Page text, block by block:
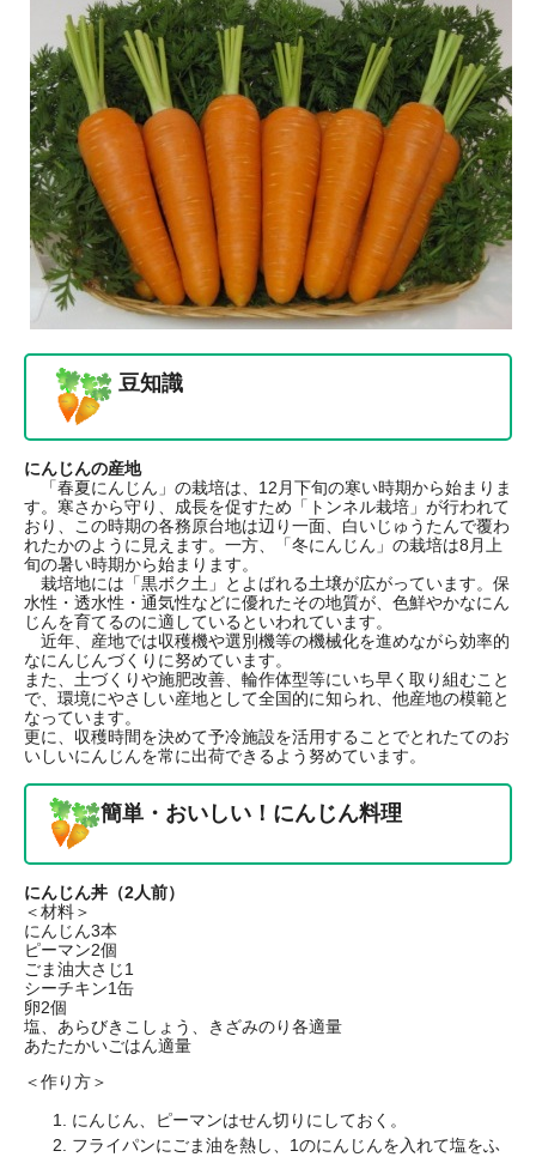
豆知識
にんじんの産地
「春夏にんじん」の栽培は、12月下旬の寒い時期から始まりま
す。寒さから守り、成長を促すため「トンネル栽培」が行われて
おり、この時期の各務原台地は辺り一面、白いじゅうたんで覆わ
れたかのように見えます。一方、「冬にんじん」の栽培は8月上
旬の暑い時期から始まります。
栽培地には「黒ボク土」とよばれる土壌が広がっています。保
水性・透水性・通気性などに優れたその地質が、色鮮やかなにん
じんを育てるのに適しているといわれています。
近年、産地では収穫機や選別機等の機械化を進めながら効率的
なにんじんづくりに努めています。
また、土づくりや施肥改善、輪作体型等にいち早く取り組むこと
で、環境にやさしい産地として全国的に知られ、他産地の模範と
なっています。
更に、収穫時間を決めて予冷施設を活用することでとれたてのお
いしいにんじんを常に出荷できるよう努めています。
簡単・おいしい！にんじん料理
にんじん丼（2人前）
＜材料＞
にんじん3本
ピーマン2個
ごま油大さじ1
シーチキン1缶
卵2個
塩、あらびきこしょう、きざみのり各適量
あたたかいごはん適量
＜作り方＞
にんじん、ピーマンはせん切りにしておく。
フライパンにごま油を熱し、1のにんじんを入れて塩をふ